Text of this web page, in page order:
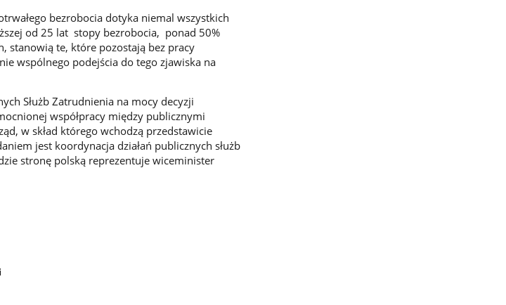
bezrobocia dotyka niemal wszystkich
od 25 lat stopy bezrobocia, ponad 50%
stanowią te, które pozostają bez pracy
wspólnego podejścia do tego zjawiska na
Służb Zatrudnienia na mocy decyzji
współpracy między publicznymi
w skład którego wchodzą przedstawicie
jest koordynacja działań publicznych służb
stronę polską reprezentuje wiceminister